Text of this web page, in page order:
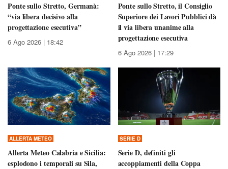
Ponte sullo Stretto, Germanà:
“via libera decisivo alla
progettazione esecutiva”
6 Ago 2026 | 18:42
Ponte sullo Stretto, il Consiglio
Superiore dei Lavori Pubblici dà
il via libera unanime alla
progettazione esecutiva
6 Ago 2026 | 17:29
ALLERTA METEO
Allerta Meteo Calabria e Sicilia:
esplodono i temporali su Sila,
SERIE D
Serie D, definiti gli
accoppiamenti della Coppa